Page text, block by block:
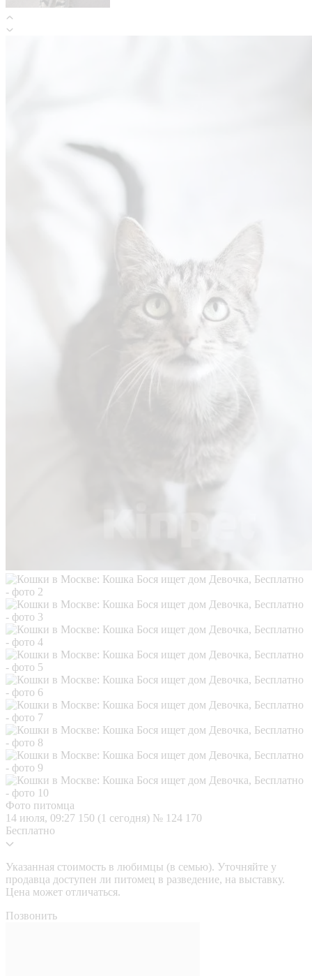
Фото питомца
14 июля, 09:27 150 (1 сегодня) № 124 170
Бесплатно
Указанная стоимость в любимцы (в семью). Уточняйте у
продавца доступен ли питомец в разведение, на выставку.
Цена может отличаться.
Позвонить